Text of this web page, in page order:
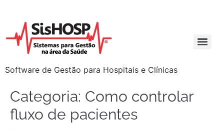
Software de Gestão para Hospitais e Clínicas
Categoria: Como controlar
fluxo de pacientes